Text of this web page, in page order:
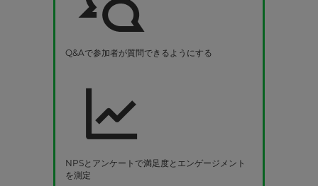
Q&Aで参加者が質問できるようにする
NPSとアンケートで満足度とエンゲージメント
を測定